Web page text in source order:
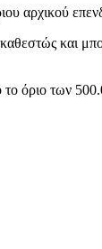
αρχικού
και
το όριο των